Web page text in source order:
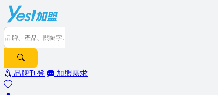
品牌刊登 加盟需求